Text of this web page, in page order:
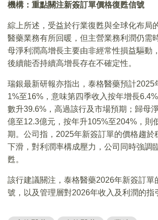
機構：重點關注新簽訂單價格復甦信號
綜上所述，受益於行業復甦與全球化布局
醫藥業務有所回暖，但主營業務利潤仍需
母淨利潤高增長主要由非經常性損益驅動
後續能否持續高增長存在不確定性。
瑞銀最新研報亦指出，泰格醫藥預計2025
1%至16%，意味第四季收入按年增長
數升39.6%，高過該行及市場預期；歸母
億至12.3億元，按年升105%至204%，則
期。公司指，2025年新簽訂單的價格趨於
下滑，對利潤率構成壓力，公司同時強調
甦。
該行建議關注，泰格醫藥2026年新簽訂單
號，以及管理層對2026年收入及利潤的指